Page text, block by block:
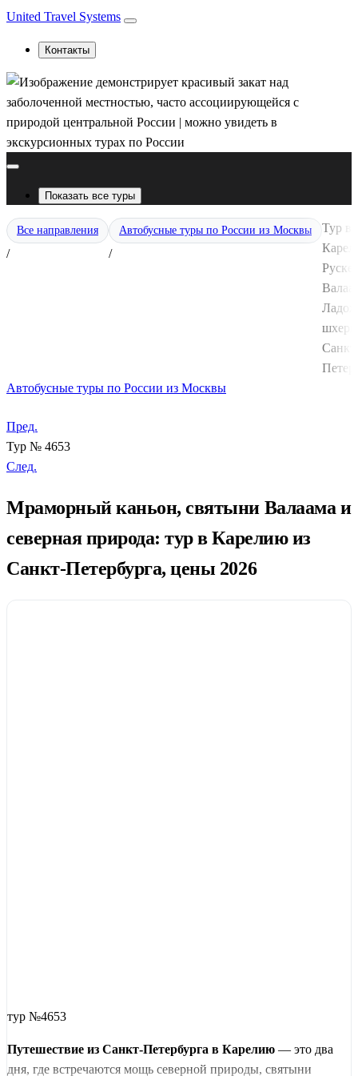
United Travel Systems
Контакты
Показать все туры
Все направления
/
Автобусные туры по России из Москвы
/
Тур в
Автобусные туры по России из Москвы
Пред.
Тур № 4653
След.
Мраморный каньон, святыни Валаама и
северная природа: тур в Карелию из
Санкт-Петербурга, цены 2026
тур №4653
Путешествие из Санкт-Петербурга в Карелию — это два
дня, где встречаются мощь северной природы, святыни